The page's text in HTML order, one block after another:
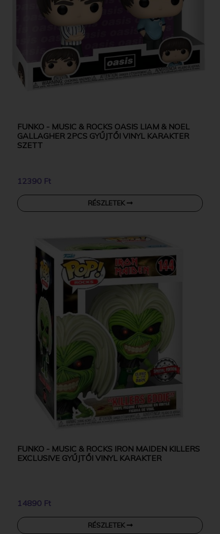
FUNKO - MUSIC & ROCKS OASIS LIAM & NOEL
GALLAGHER 2PCS GYŰJTŐI VINYL KARAKTER
SZETT
12390 Ft
RÉSZLETEK
FUNKO - MUSIC & ROCKS IRON MAIDEN KILLERS
EXCLUSIVE GYŰJTŐI VINYL KARAKTER
14890 Ft
RÉSZLETEK